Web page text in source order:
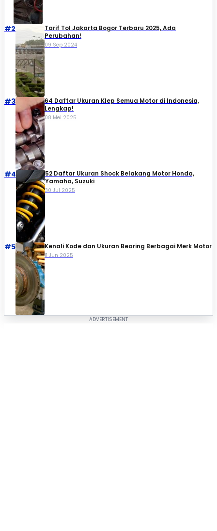
#2
Tarif Tol Jakarta Bogor Terbaru 2025, Ada
Perubahan!
09 Sep 2024
#3
64 Daftar Ukuran Klep Semua Motor di Indonesia,
Lengkap!
08 Mei 2025
#4
52 Daftar Ukuran Shock Belakang Motor Honda,
Yamaha, Suzuki​
30 Jul 2025
#5 Kenali Kode dan Ukuran Bearing Berbagai Merk Motor
11 Jun 2025